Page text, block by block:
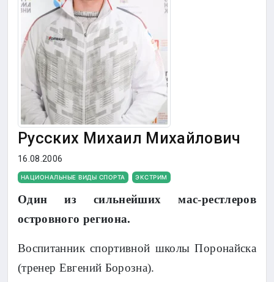
Русских Михаил Михайлович
16.08.2006
НАЦИОНАЛЬНЫЕ ВИДЫ СПОРТА ЭКСТРИМ
Один из сильнейших мас-рестлеров
островного региона.
Воспитанник спортивной школы Поронайска
(тренер Евгений Борозна).